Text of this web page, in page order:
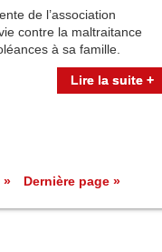
de l’association
contre la maltraitance
à sa famille.
Lire la suite +
» Dernière page »